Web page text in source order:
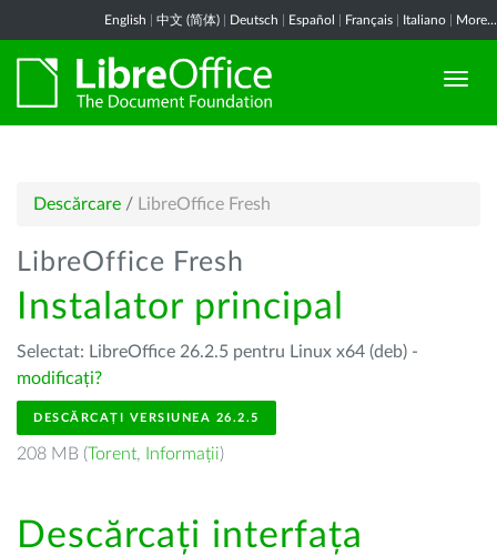
English 中文 (简体) Deutsch Español Français Italiano More...
Descărcare / LibreOffice Fresh
LibreOffice Fresh
Instalator principal
Selectat: LibreOffice 26.2.5 pentru Linux x64 (deb) -
modificați?
DESCĂRCAȚI VERSIUNEA 26.2.5
208 MB (Torent, Informații)
Descărcați interfața